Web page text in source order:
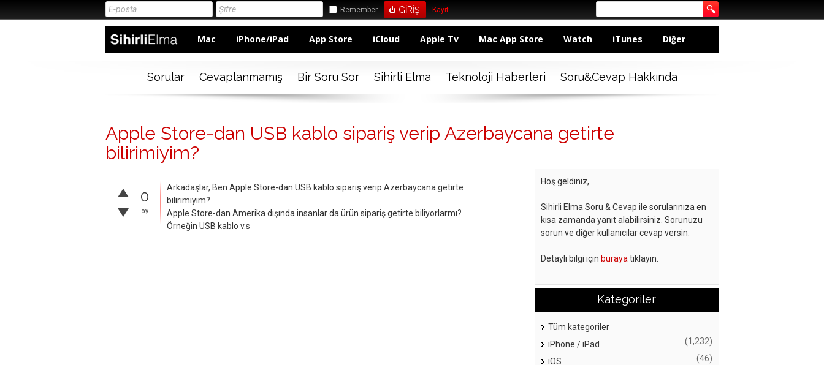
Remember Kayıt
Mac iPhone/iPad App Store iCloud Apple Tv Mac App Store Watch iTunes Diğer
Sorular Cevaplanmamış Bir Soru Sor Sihirli Elma Teknoloji Haberleri Soru&Cevap Hakkında
Apple Store-dan USB kablo sipariş verip Azerbaycana getirte
bilirimiyim?
0
oy
Arkadaşlar, Ben Apple Store-dan USB kablo sipariş verip Azerbaycana getirte
bilirimiyim?
Apple Store-dan Amerika dışında insanlar da ürün sipariş getirte biliyorlarmı?
Örneğin USB kablo v.s
Hoş geldiniz,
Sihirli Elma Soru & Cevap ile sorularınıza en
kısa zamanda yanıt alabilirsiniz. Sorunuzu
sorun ve diğer kullanıcılar cevap versin.
Detaylı bilgi için buraya tıklayın.
Kategoriler
Tüm kategoriler
iPhone / iPad
(1,232)
iOS (46)